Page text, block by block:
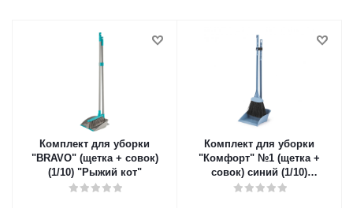
Комплект для уборки
"BRAVO" (щетка + совок)
(1/10) "Рыжий кот"
Комплект для уборки
"Комфорт" №1 (щетка +
совок) синий (1/10)
"Альтернатива" м6977